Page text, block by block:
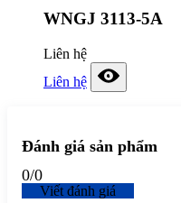
WNGJ 3113-5A
Liên hệ
Liên hệ
Đánh giá sản phẩm
0/0
Viết đánh giá